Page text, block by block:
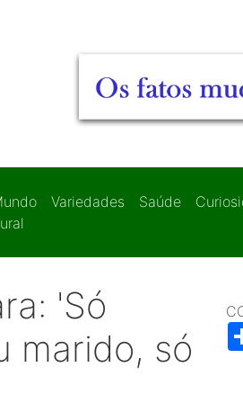
Variedades Saúde
'Só
marido, só